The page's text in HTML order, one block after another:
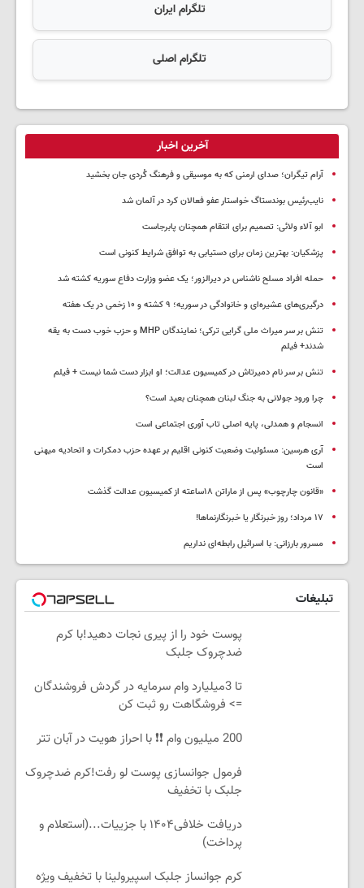
تلگرام ایران
تلگرام اصلی
آخرین اخبار
آرام تیگران؛ صدای ارمنی که به موسیقی و فرهنگ کُردی جان بخشید
نایب‌رئیس بوندستاگ خواستار عفو فعالان کرد در آلمان شد
ابو آلاء ولائی: تصمیم برای انتقام همچنان پابرجاست
پزشکیان‌: بهترین زمان برای دستیابی به توافق شرایط کنونی است
حمله افراد مسلح ناشناس در دیرالزور؛ یک عضو وزارت دفاع سوریه کشته شد
درگیری‌های عشیره‌ای و خانوادگی در سوریه؛ ۹ کشته و ۱۰ زخمی در یک هفته
تنش بر سر میراث ملی گرایی ترکی؛ نمایندگان MHP و حزب خوب دست به یقه
شدند+ فیلم
تنش بر سر نام دمیرتاش در کمیسیون عدالت؛ او ابزار دست شما نیست + فیلم
چرا ورود جولانی به جنگ لبنان همچنان بعید است؟
انسجام و همدلی، پایه اصلی تاب آوری اجتماعی است
آری هرسین: مسئولیت وضعیت کنونی اقلیم بر عهده حزب دمکرات و اتحادیه میهنی
است
«قانون چارچوب» پس از ماراتن ۱۸ساعته از کمیسیون عدالت گذشت
١٧ مرداد؛ روز خبرنگار یا خبرنگارنماها!
مسرور بارزانی: با اسرائیل رابطه‌ای نداریم
تبلیغات
پوست خود را از پیری نجات دهید!با کرم
ضدچروک جلبک
تا 3میلیارد وام سرمایه در گردش فروشندگان
=> فروشگاهت رو ثبت کن
200 میلیون وام ❗❗ با احراز هویت در آبان تتر
فرمول جوانسازی پوست لو رفت!کرم ضدچروک
جلبک با تخفیف
دریافت خلافی۱۴۰۴ با جزییات...(استعلام و
پرداخت)
کرم جوانساز جلبک اسپیرولینا با تخفیف ویژه